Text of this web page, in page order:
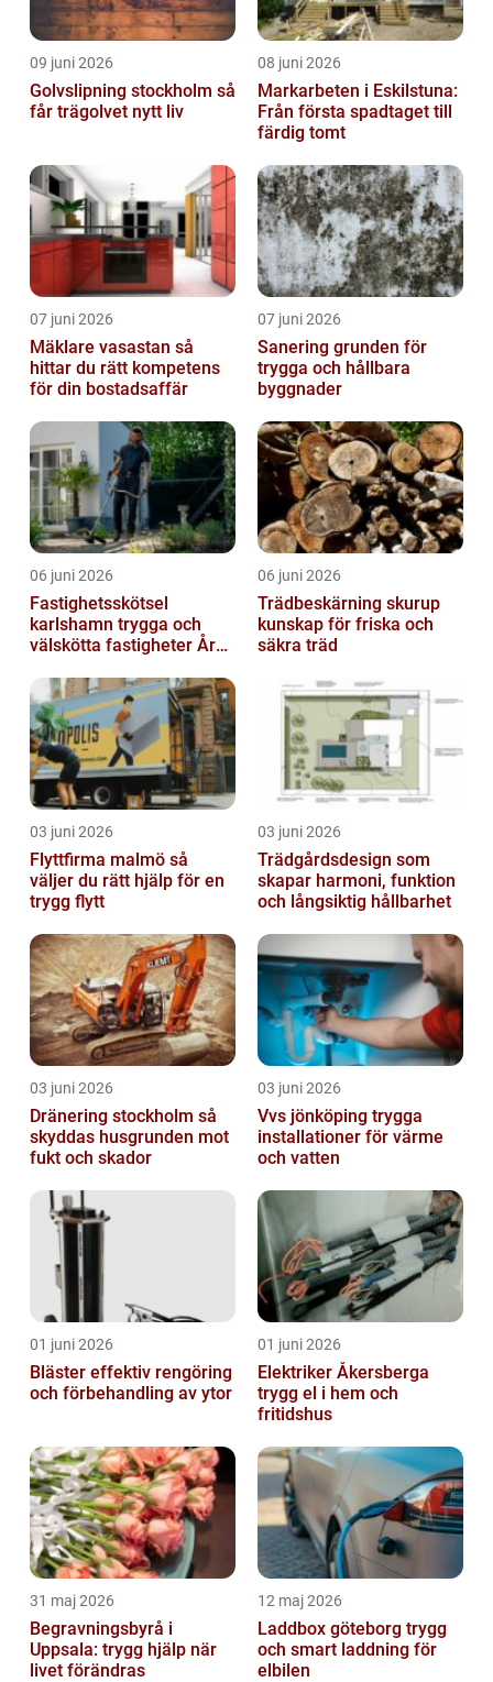
09 juni 2026
Golvslipning stockholm så
får trägolvet nytt liv
08 juni 2026
Markarbeten i Eskilstuna:
Från första spadtaget till
färdig tomt
07 juni 2026
Mäklare vasastan så
hittar du rätt kompetens
för din bostadsaffär
07 juni 2026
Sanering grunden för
trygga och hållbara
byggnader
06 juni 2026
Fastighetsskötsel
karlshamn trygga och
välskötta fastigheter Året
06 juni 2026
Trädbeskärning skurup
kunskap för friska och
säkra träd
03 juni 2026
Flyttfirma malmö så
väljer du rätt hjälp för en
trygg flytt
03 juni 2026
Trädgårdsdesign som
skapar harmoni, funktion
och långsiktig hållbarhet
03 juni 2026
Dränering stockholm så
skyddas husgrunden mot
fukt och skador
03 juni 2026
Vvs jönköping trygga
installationer för värme
och vatten
01 juni 2026
Bläster effektiv rengöring
och förbehandling av ytor
01 juni 2026
Elektriker Åkersberga
trygg el i hem och
fritidshus
31 maj 2026
Begravningsbyrå i
Uppsala: trygg hjälp när
livet förändras
12 maj 2026
Laddbox göteborg trygg
och smart laddning för
elbilen